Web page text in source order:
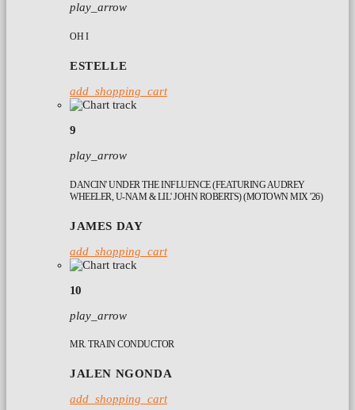
play_arrow
OH I
ESTELLE
add_shopping_cart
9
play_arrow
DANCIN' UNDER THE INFLUENCE (FEATURING AUDREY
WHEELER, U-NAM & LIL' JOHN ROBERTS) (MOTOWN MIX '26)
JAMES DAY
add_shopping_cart
10
play_arrow
MR. TRAIN CONDUCTOR
JALEN NGONDA
add_shopping_cart